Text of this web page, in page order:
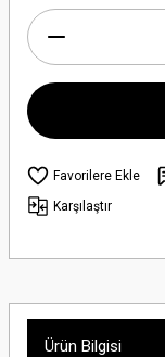
Karşılaştır
Ürün Bilgisi